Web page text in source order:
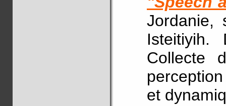
Jordanie,
Collecte
et